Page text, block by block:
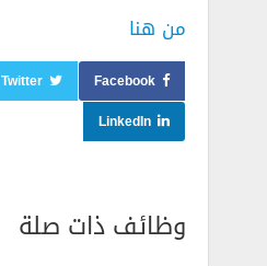
من هنا
Facebook
Twitter
LinkedIn
وظائف ذات صلة